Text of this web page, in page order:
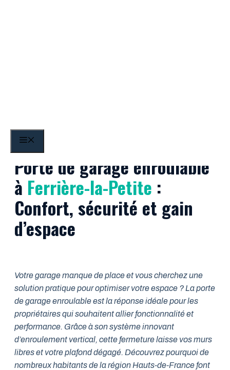
Porte de garage enroulable
à Ferrière-la-Petite :
Confort, sécurité et gain
d’espace
Votre garage manque de place et vous cherchez une
solution pratique pour optimiser votre espace ? La porte
de garage enroulable est la réponse idéale pour les
propriétaires qui souhaitent allier fonctionnalité et
performance. Grâce à son système innovant
d’enroulement vertical, cette fermeture laisse vos murs
libres et votre plafond dégagé. Découvrez pourquoi de
nombreux habitants de la région Hauts-de-France font